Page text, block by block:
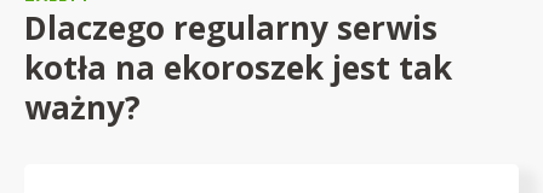
Dlaczego regularny serwis
kotła na ekoroszek jest tak
ważny?